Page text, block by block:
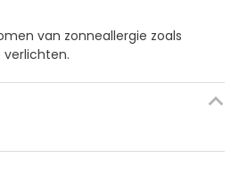
van zonneallergie zoals